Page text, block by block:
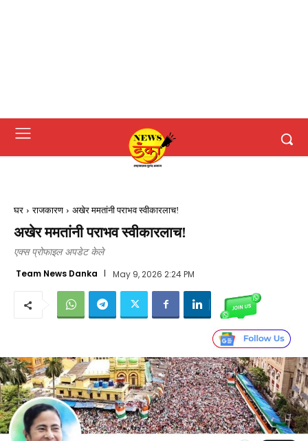
घर राजकारण अखेर ममतांनी पराभव स्वीकारलाच!
अखेर ममतांनी पराभव स्वीकारलाच!
एक्स प्रोफाइल अपडेट केले
Team News Danka May 9, 2026 2:24 PM